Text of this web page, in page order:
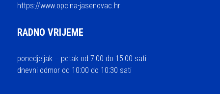
https://www.opcina-jasenovac.hr
RADNO VRIJEME
ponedjeljak – petak od 7:00 do 15:00 sati
dnevni odmor od 10:00 do 10:30 sati